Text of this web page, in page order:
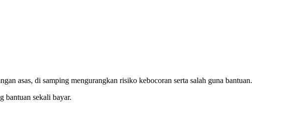
asas, di samping mengurangkan risiko kebocoran serta salah guna bantuan.
bantuan sekali bayar.